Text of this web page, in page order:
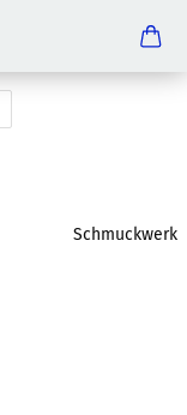
Schmuckwerk